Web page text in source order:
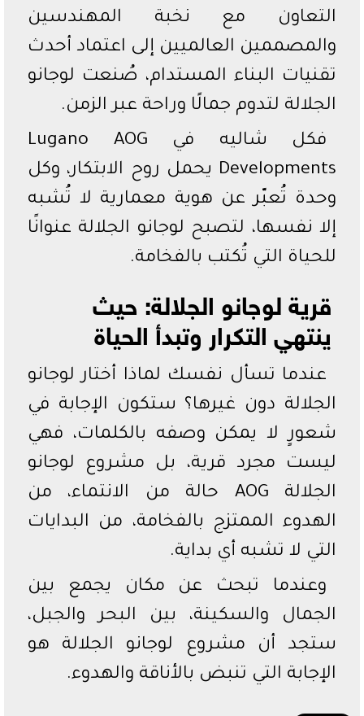
التعاون مع نخبة المهندسين
والمصممين العالميين إلى اعتماد أحدث
تقنيات البناء المستدام، صُنعت لوجانو
الجلالة لتدوم جمالًا وراحة عبر الزمن.
فكل شاليه في Lugano AOG
Developments يحمل روح الابتكار، وكل
وحدة تُعبّر عن هوية معمارية لا تُشبه
إلا نفسها، لتصبح لوجانو الجلالة عنوانًا
للحياة التي تُكتب بالفخامة.
قرية لوجانو الجلالة: حيث
ينتهي التكرار وتبدأ الحياة
عندما تسأل نفسك لماذا أختار لوجانو
الجلالة دون غيرها؟ ستكون الإجابة في
شعورٍ لا يمكن وصفه بالكلمات، فهي
ليست مجرد قرية، بل مشروع لوجانو
الجلالة AOG حالة من الانتماء، من
الهدوء الممتزج بالفخامة، من البدايات
التي لا تشبه أي بداية.
وعندما تبحث عن مكان يجمع بين
الجمال والسكينة، بين البحر والجبل،
ستجد أن مشروع لوجانو الجلالة هو
الإجابة التي تنبض بالأناقة والهدوء.